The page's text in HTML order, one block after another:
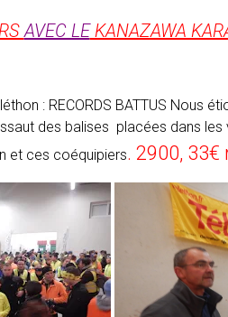
AVEC LEKANAZAWA
: RECORDS BATTUS Nous
des balises placées dans les
et ces coéquipiers. 2900, 33€